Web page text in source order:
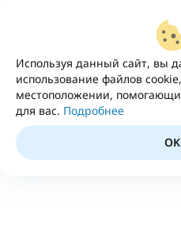
Используя данный сайт, вы
использование файлов
местоположении,
для вас. Подробнее
OK